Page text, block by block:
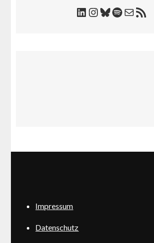
LinkedIn
Instagram
Bluesky
Spotify
E-Mail
RSS-Feed
Impressum
Datenschutz